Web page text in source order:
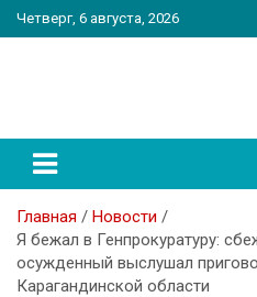
Перейти
к
Четверг, 6 августа, 2026
Главная
Новости
Я бежал в Генпрокуратуру:
осужденный выслушал
Карагандинской области